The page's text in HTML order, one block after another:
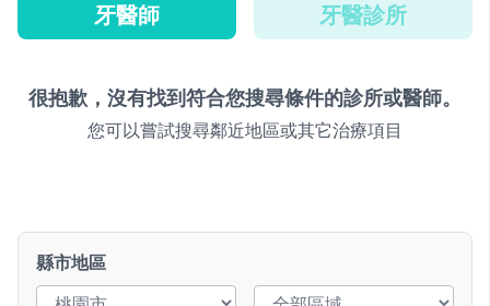
牙醫師 牙醫診所
很抱歉，沒有找到符合您搜尋條件的診所或醫師。
您可以嘗試搜尋鄰近地區或其它治療項目
縣市地區